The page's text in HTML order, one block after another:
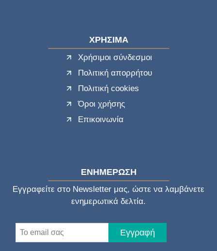
ΧΡΗΣΙΜΑ
Χρήσιμοι σύνδεσμοι
Πολιτική απορρήτου
Πολιτική cookies
Όροι χρήσης
Επικοινωνία
ΕΝΗΜΕΡΩΣΗ
Εγγραφείτε στο Newsletter μας, ώστε να λαμβάνετε
ενημερωτικά δελτία.
Εγγραφή